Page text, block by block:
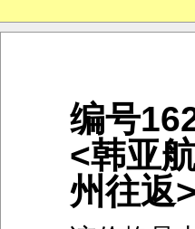
编号
<韩亚
州往返>